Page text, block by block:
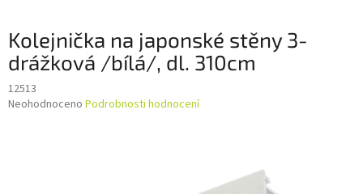
Kolejnička na japonské stěny 3-
drážková /bílá/, dl. 310cm
12513
Průměrné
Neohodnoceno Podrobnosti hodnocení